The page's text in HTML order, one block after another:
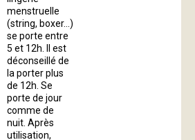
menstruelle
(string, boxer…)
se porte entre
5 et 12h. Il est
déconseillé de
la porter plus
de 12h. Se
porte de jour
comme de
nuit. Après
utilisation,